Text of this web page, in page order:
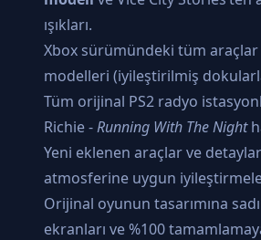
ışıkları.
Xbox sürümündeki tüm
modelleri (iyileştirilmiş
Tüm orijinal PS2 radyo
Richie -Running With The Night
Yeni eklenen araçlar ve
atmosferine uygun
Orijinal oyunun tasarımına
ekranları ve %100